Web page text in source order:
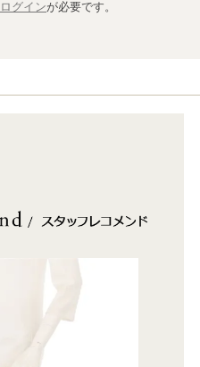
ログインが必要です。